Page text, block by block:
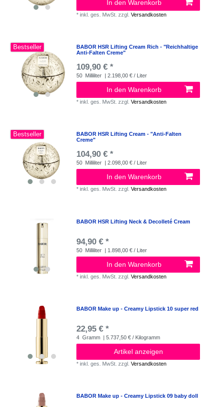
In den Warenkorb
*inkl. ges. MwSt. zzgl.Versandkosten
Bestseller
BABOR HSR Lifting Cream Rich - "Reichhaltige
Anti-Falten Creme"
109,90 € *
50 Milliliter | 2.198,00 € / Liter
In den Warenkorb
*inkl. ges. MwSt. zzgl.Versandkosten
Bestseller
BABOR HSR Lifting Cream - "Anti-Falten
Creme"
104,90 € *
50 Milliliter | 2.098,00 € / Liter
In den Warenkorb
*inkl. ges. MwSt. zzgl.Versandkosten
BABOR HSR Lifting Neck & Decolleté Cream
94,90 € *
50 Milliliter | 1.898,00 € / Liter
In den Warenkorb
*inkl. ges. MwSt. zzgl.Versandkosten
BABOR Make up - Creamy Lipstick 10 super red
22,95 € *
4 Gramm | 5.737,50 € / Kilogramm
Artikel anzeigen
*inkl. ges. MwSt. zzgl.Versandkosten
BABOR Make up - Creamy Lipstick 09 baby doll